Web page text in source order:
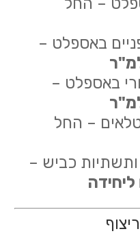
באספלט –
באספלט –
– החל
כביש –